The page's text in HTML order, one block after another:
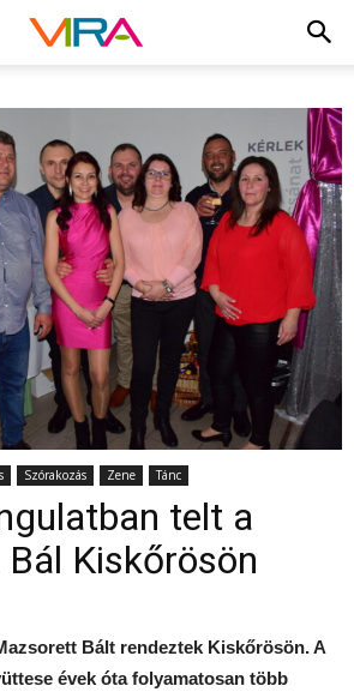
Szórakozás Zene Tánc
telt a
Kiskőrösön
Bált rendeztek Kiskőrösön. A
évek óta folyamatosan több